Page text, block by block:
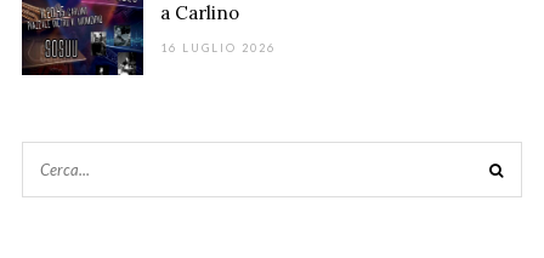
a Carlino
16 LUGLIO 2026